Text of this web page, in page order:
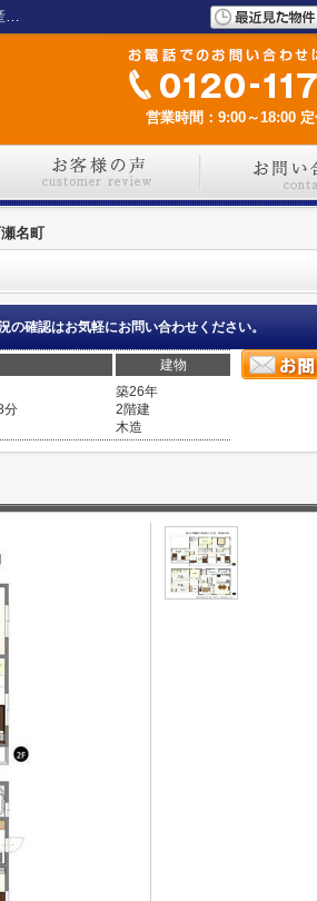
葵区西瀬名町 閑静な住宅街にある日当たり良好...／静岡市の土地・建物のことならERA LIXIL不動産ショップ 愛情エステート
営業時間：9:00～18:00
名町
の確認はお気軽にお問い合わせください。
建物
分
築26年
2階建
木造